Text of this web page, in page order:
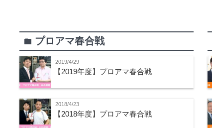
folder プロアマ春合戦
2019/4/29
【2019年度】プロアマ春合戦
2018/4/23
【2018年度】プロアマ春合戦